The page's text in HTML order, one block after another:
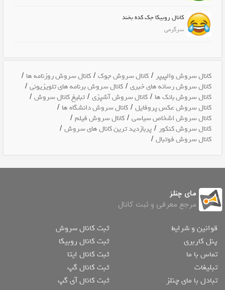
کانال روبیکا جک کده بخند
سرگرمی
کانال سروش والپیپر /کانال سروش جوک /کانال سروش روزنامه ها /
کانال سروش رسانه های خبری /کانال سروش برنامه های تلویزیونی /
کانال سروش بانک ها /کانال سروش آشپزی /تبلیغ کانال سروش /
کانال سروش عکس پروفایل /کانال سروش دانشگاه ها /
کانال سروش اشخاص سیاسی /کانال سروش فیلم /
کانال سروش کنکور /پربازدید ترین کانال های سروش /
کانال سروش فوتبال /
مای چنلز
مرجع معرفی و ثبت کانال
قوانین و شرایط
پنل کاربری
تماس با ما
تبلیغات
تبادل با مای چنلز
ثبت کانال سروش
ثبت کانال روبیکا
ثبت کانال ایتا
ثبت کانال گپ
ثبت کانال آی گپ